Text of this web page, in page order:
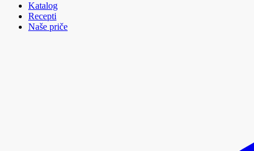
Katalog
Recepti
Naše priče